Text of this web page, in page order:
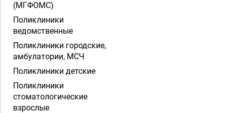
(МГФОМС)
Поликлиники
ведомственные
Поликлиники городские,
амбулатории, МСЧ
Поликлиники детские
Поликлиники
стоматологические
взрослые